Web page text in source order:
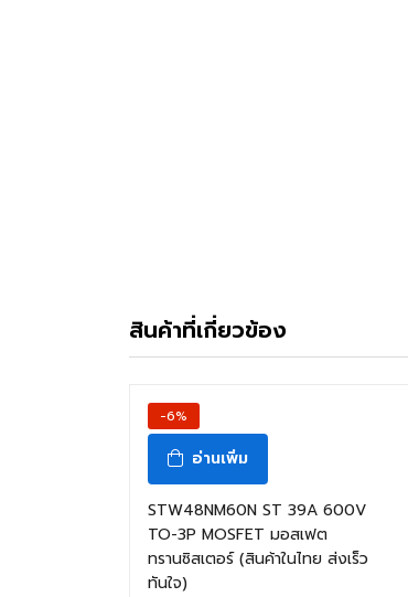
สินค้าที่เกี่ยวข้อง
-6%
อ่านเพิ่ม
STW48NM60N ST 39A 600V
TO-3P MOSFET มอสเฟต
ทรานซิสเตอร์ (สินค้าในไทย ส่งเร็ว
ทันใจ)